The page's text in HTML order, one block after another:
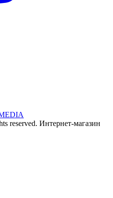
reserved. Интернет-магазин